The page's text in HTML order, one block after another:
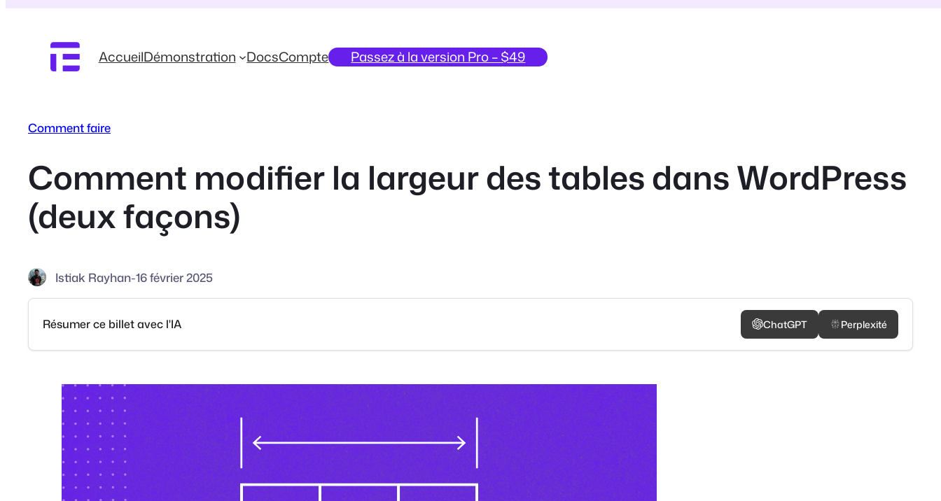
contenu
AccueilDémonstration DocsCompte Passez à la version Pro – $49
Comment faire
Comment modifier la largeur des tables dans WordPress
(deux façons)
Istiak Rayhan-16 février 2025
Résumer ce billet avec l'IA ChatGPT Perplexité